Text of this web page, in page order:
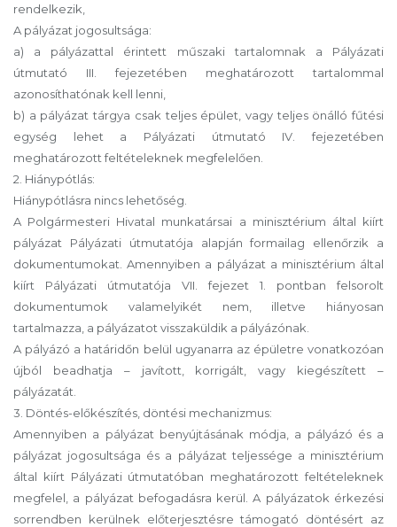
rendelkezik,
A pályázat jogosultsága:
a) a pályázattal érintett műszaki tartalomnak a Pályázati
útmutató III. fejezetében meghatározott tartalommal
azonosíthatónak kell lenni,
b) a pályázat tárgya csak teljes épület, vagy teljes önálló fűtési
egység lehet a Pályázati útmutató IV. fejezetében
meghatározott feltételeknek megfelelően.
2. Hiánypótlás:
Hiánypótlásra nincs lehetőség.
A Polgármesteri Hivatal munkatársai a minisztérium által kiírt
pályázat Pályázati útmutatója alapján formailag ellenőrzik a
dokumentumokat. Amennyiben a pályázat a minisztérium által
kiírt Pályázati útmutatója VII. fejezet 1. pontban felsorolt
dokumentumok valamelyikét nem, illetve hiányosan
tartalmazza, a pályázatot visszaküldik a pályázónak.
A pályázó a határidőn belül ugyanarra az épületre vonatkozóan
újból beadhatja – javított, korrigált, vagy kiegészített –
pályázatát.
3. Döntés-előkészítés, döntési mechanizmus:
Amennyiben a pályázat benyújtásának módja, a pályázó és a
pályázat jogosultsága és a pályázat teljessége a minisztérium
által kiírt Pályázati útmutatóban meghatározott feltételeknek
megfelel, a pályázat befogadásra kerül. A pályázatok érkezési
sorrendben kerülnek előterjesztésre támogató döntésért az